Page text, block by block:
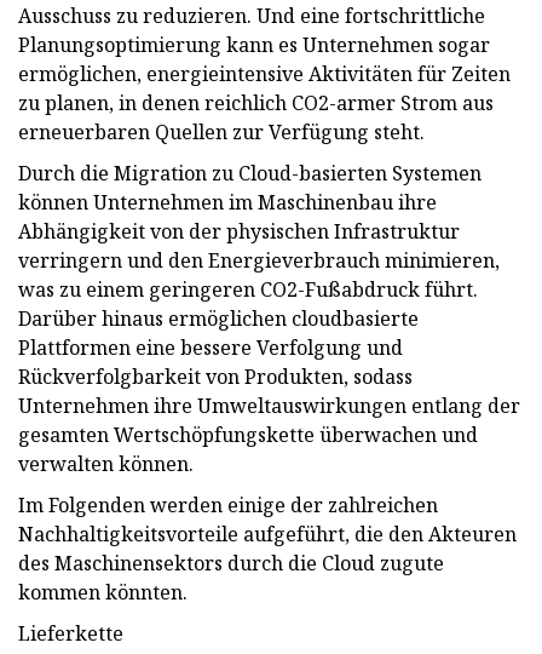
Ausschuss zu reduzieren. Und eine fortschrittliche
Planungsoptimierung kann es Unternehmen sogar
ermöglichen, energieintensive Aktivitäten für Zeiten
zu planen, in denen reichlich CO2-armer Strom aus
erneuerbaren Quellen zur Verfügung steht.
Durch die Migration zu Cloud-basierten Systemen
können Unternehmen im Maschinenbau ihre
Abhängigkeit von der physischen Infrastruktur
verringern und den Energieverbrauch minimieren,
was zu einem geringeren CO2-Fußabdruck führt.
Darüber hinaus ermöglichen cloudbasierte
Plattformen eine bessere Verfolgung und
Rückverfolgbarkeit von Produkten, sodass
Unternehmen ihre Umweltauswirkungen entlang der
gesamten Wertschöpfungskette überwachen und
verwalten können.
Im Folgenden werden einige der zahlreichen
Nachhaltigkeitsvorteile aufgeführt, die den Akteuren
des Maschinensektors durch die Cloud zugute
kommen könnten.
Lieferkette